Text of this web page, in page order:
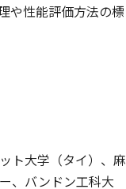
や性能評価方法の標
ト大学（タイ）、麻
、バンドン工科大